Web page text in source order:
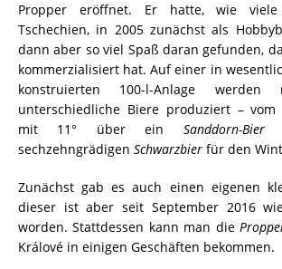
Propper eröffnet. Er hatte, wie
Tschechien, in 2005 zunächst als
dann aber so viel Spaß daran gefunden,
kommerzialisiert hat. Auf einer in
konstruierten 100-l-Anlage werden
unterschiedliche Biere produziert – vom
mit 11° über ein Sanddorn-Bier
sechzehngrädigen Schwarzbier für den
Zunächst gab es auch einen eigenen
dieser ist aber seit September 2016
worden. Stattdessen kann man die
Králové in einigen Geschäften bekommen.